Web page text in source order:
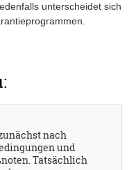
unterscheidet sich
nach
und
Tatsächlich